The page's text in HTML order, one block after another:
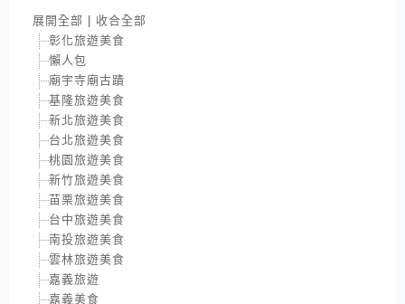
展開全部
收合全部
彰化旅遊美食
懶人包
廟宇寺廟古蹟
基隆旅遊美食
新北旅遊美食
台北旅遊美食
桃園旅遊美食
新竹旅遊美食
苗栗旅遊美食
台中旅遊美食
南投旅遊美食
雲林旅遊美食
嘉義旅遊
嘉義美食